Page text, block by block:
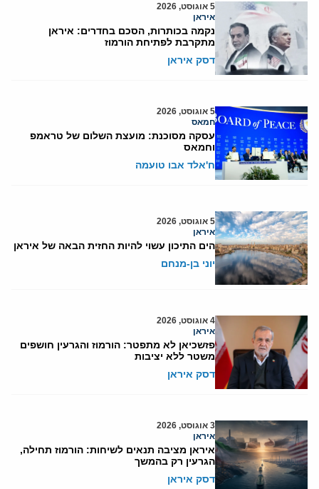
5 אוגוסט, 2026
איראן
נקמה בכותרות, הסכם בחדרים: איראן
מתקרבת לפתיחת הורמוז
דסק איראן
5 אוגוסט, 2026
חמאס
עסקה מסוכנת: מועצת השלום של טראמפ
וחמאס
ח'אלד אבו טועמה
5 אוגוסט, 2026
איראן
הים התיכון עשוי להיות החזית הבאה של איראן
יוני בן-מנחם
4 אוגוסט, 2026
איראן
פזשכיאן לא מתפטר: הורמוז והגרעין חושפים
משטר ללא יציבות
דסק איראן
3 אוגוסט, 2026
איראן
איראן מציבה תנאים לשיחות: הורמוז תחילה,
הגרעין רק בהמשך
דסק איראן